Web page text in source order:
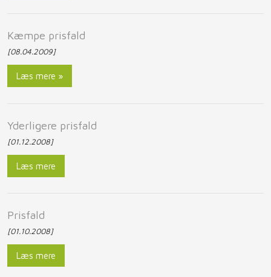
​Kæmpe prisfald
[08.04.2009]
Læs mere »
​Yderligere prisfald
[01.12.2008]
Læs mere
​Prisfald
[01.10.2008]
Læs mere